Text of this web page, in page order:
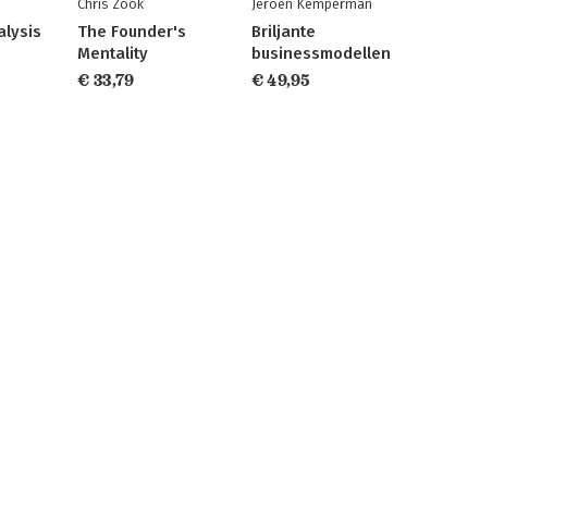
Chris Zook
The Founder's
Mentality
€ 33,79
Jeroen Kemperman
Briljante
businessmodellen
€ 49,95